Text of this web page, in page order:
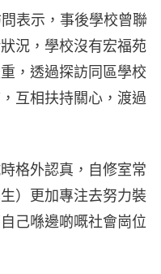
表示，事後學校曾聯
況，學校沒有宏福苑
，透過探訪同區學校
互相扶持關心，渡過
格外認真，自修室常
）更加專注去努力裝
己喺邊啲嘅社會崗位